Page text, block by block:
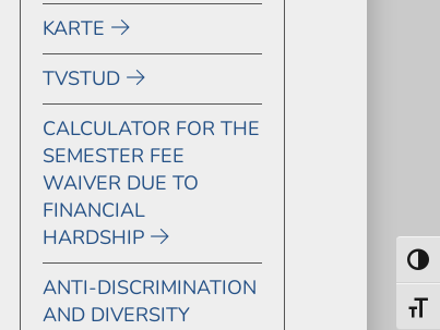
KARTE
TVSTUD
CALCULATOR FOR THE
SEMESTER FEE
WAIVER DUE TO
FINANCIAL
HARDSHIP
ANTI-DISCRIMINATION
AND DIVERSITY